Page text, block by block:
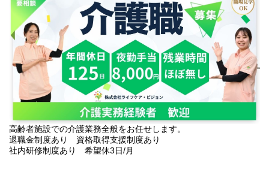
高齢者施設での介護業務全般をお任せします。
退職金制度あり 資格取得支援制度あり
社内研修制度あり 希望休3日/月